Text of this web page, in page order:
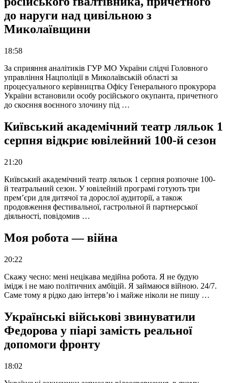
до наруги над цивільною з
Миколаївщини
18:58
За сприяння аналітиків ГУР МО України слідчі Головного
управління Нацполіції в Миколаївській області за
процесуального керівництва Офісу Генерального прокурора
України встановили особу російського окупанта, причетного
до скоєння воєнного злочину під …
Київський академічний театр ляльок 1
серпня відкриє ювілейний 100-й сезон
21:20
Київський академічний театр ляльок 1 серпня розпочне 100-
й театральний сезон. У ювілейній програмі готують три
прем’єри для дитячої та дорослої аудиторії, а також
продовження фестивальної, гастрольної й партнерської
діяльності, повідомив …
Моя робота — війна
20:22
Скажу чесно: мені нецікава медійна робота. Я не будую
імідж і не маю політичних амбіцій. Я займаюся війною. 24/7.
Саме тому я рідко даю інтерв’ю і майже ніколи не пишу …
Українські військові звинуватили
Федорова у піарі замість реальної
допомоги фронту
18:02